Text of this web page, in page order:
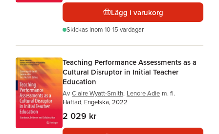
Lägg i varukorg
Skickas inom 10-15 vardagar
Teaching Performance Assessments as a
Cultural Disruptor in Initial Teacher
Education
Av Claire Wyatt-Smith, Lenore Adie m. fl.
Häftad, Engelska, 2022
2 029 kr